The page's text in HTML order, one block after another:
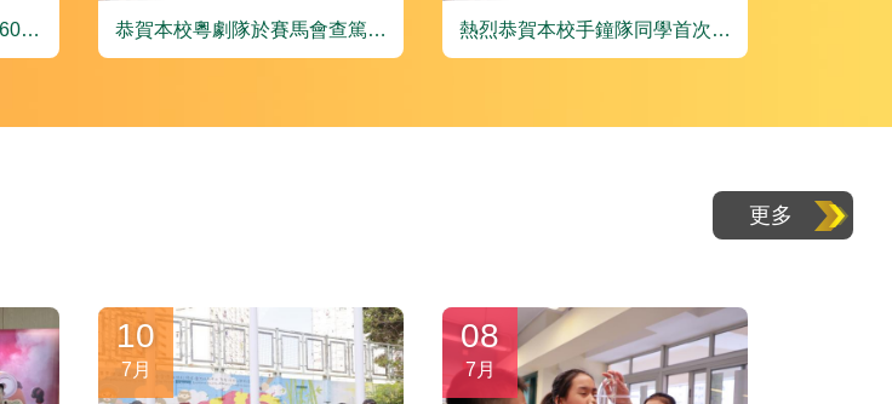
周
高
恭賀本校粵劇隊於賽馬會查篤撐
兒童粵劇推廣計劃「第十二屆查
熱烈恭賀本校手鐘隊同學首次參
賽，在香港國際手鈴奧林匹克
10
7月
08
7月
更多